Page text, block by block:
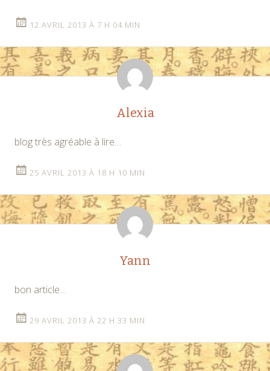
12 AVRIL 2013 À 7 H 04 MIN
Alexia
blog très agréable à lire…
25 AVRIL 2013 À 18 H 10 MIN
Yann
bon article…
29 AVRIL 2013 À 22 H 33 MIN